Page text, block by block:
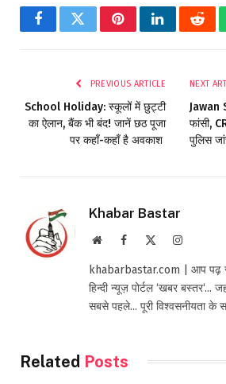
FacebookTwitterPinterestLinkedIn
PREVIOUS ARTICLE
School Holiday: स्कूलों में छुट्टी
का ऐलान, बैंक भी बंद! जानें छठ पूजा
पर कहाँ-कहाँ है अवकाश
NEXT
Jawan
फांसी,
पुलिस
Khabar Bastar
WebsiteFacebook Instagram
khabarbastar.com | आप पढ़
हिन्दी न्यूज़ पोर्टल ‘खबर
सबसे पहले... पूरी विश्वसनीयता के
Related Posts